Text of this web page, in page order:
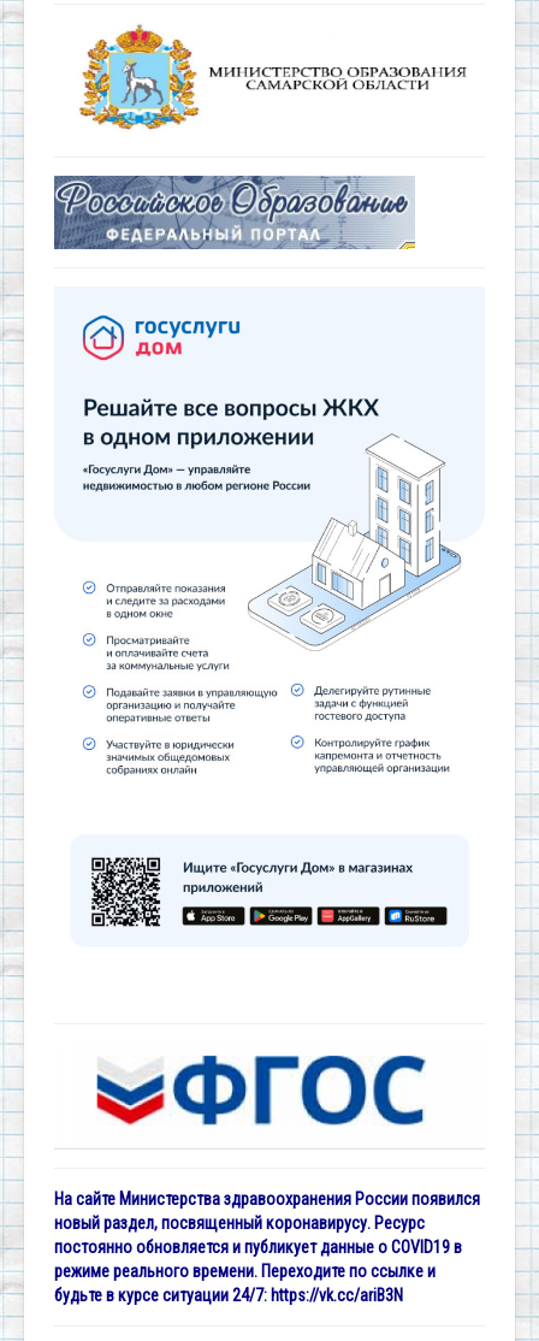
На сайте Министерства здравоохранения России появился
новый раздел, посвященный коронавирусу. Ресурс
постоянно обновляется и публикует данные о COVID19 в
режиме реального времени. Переходите по ссылке и
будьте в курсе ситуации 24/7: https://vk.cc/ariB3N